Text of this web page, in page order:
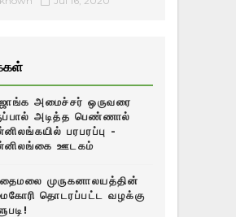
அமைச்சர் ஒருவரை
அடித்த பெண்ணால்
பரபரப்பு -
ஊடகம்
முருகனாலயத்தின்
தொடரப்பட்ட வழக்கு